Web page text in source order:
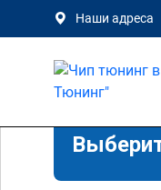
Наши адреса